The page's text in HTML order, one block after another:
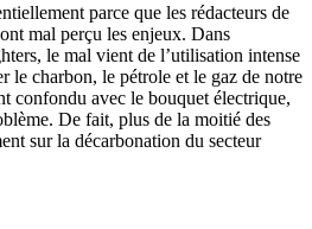
parce que les rédacteurs de
mal perçu les enjeux. Dans
le mal vient de l’utilisation intense
le charbon, le pétrole et le gaz de notre
confondu avec le bouquet électrique,
De fait, plus de la moitié des
sur la décarbonation du secteur